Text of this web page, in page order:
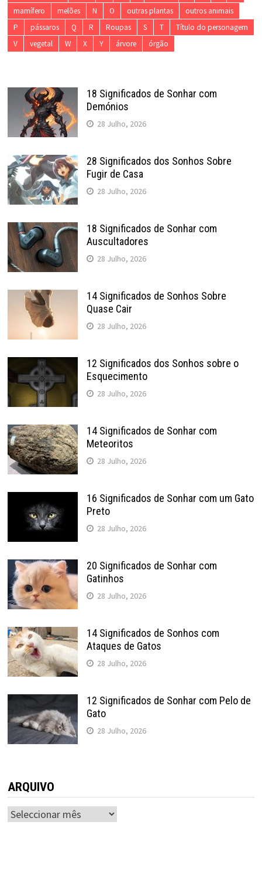
mamífero
melões N O outras plantas
outros animais
P
pássaros Q R Roupas S T
Título do personagem
V
vegetal W X Y árvore órgão
18 Significados de Sonhar com
Demónios
28 Julho, 2026
28 Significados dos Sonhos Sobre
Fugir de Casa
28 Julho, 2026
18 Significados de Sonhar com
Auscultadores
28 Julho, 2026
14 Significados de Sonhos Sobre
Quase Cair
28 Julho, 2026
12 Significados dos Sonhos sobre o
Esquecimento
28 Julho, 2026
14 Significados de Sonhar com
Meteoritos
28 Julho, 2026
16 Significados de Sonhar com um Gato
Preto
28 Julho, 2026
20 Significados de Sonhar com
Gatinhos
28 Julho, 2026
14 Significados de Sonhos com
Ataques de Gatos
28 Julho, 2026
12 Significados de Sonhar com Pelo de
Gato
28 Julho, 2026
ARQUIVO
ARQUIVO